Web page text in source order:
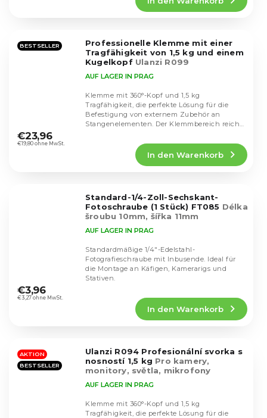
Sternen.
BESTSELLER
Professionelle Klemme mit einer
Tragfähigkeit von 1,5 kg und einem
Kugelkopf Ulanzi R099
durchschnittliche
Produktbewertung
AUF LAGER IN PRAG
€19,80 ohne MwSt.
€23,96
In den Warenkorb
Klemme mit 360°-Kopf und 1,5 kg
Tragfähigkeit, die perfekte Lösung für die
Befestigung von externem Zubehör an
Stangenelementen. Der Klemmbereich reicht
Standard-1/4-Zoll-Sechskant-
Fotoschraube (1 Stück) FT085 Délka
šroubu 10mm, šířka 11mm
durchschnittliche
Produktbewertung
Sternen.
AUF LAGER IN PRAG
€3,27 ohne MwSt.
€3,96
In den Warenkorb
Standardmäßige 1/4"-Edelstahl-
Fotografieschraube mit Inbusende. Ideal für
die Montage an Käfigen, Kamerarigs und
Stativen.
AKTION
BESTSELLER
Ulanzi R094 Profesionální svorka s
nosností 1,5 kg Pro kamery,
monitory, světla, mikrofony
AUF LAGER IN PRAG
Klemme mit 360°-Kopf und 1,5 kg
Tragfähigkeit, die perfekte Lösung für die